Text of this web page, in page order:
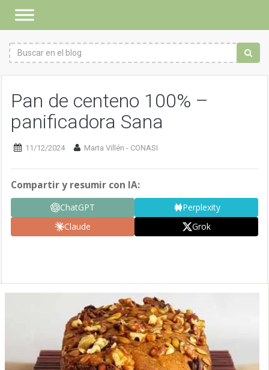
Pan de centeno 100% –
panificadora Sana
11/12/2024 Marta Villén - CONASI
Compartir y resumir con IA:
ChatGPT
Perplexity
Claude
Grok